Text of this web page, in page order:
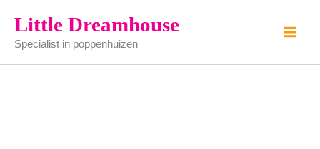
naar
inhoud
Little Dreamhouse
Specialist in poppenhuizen
aantal